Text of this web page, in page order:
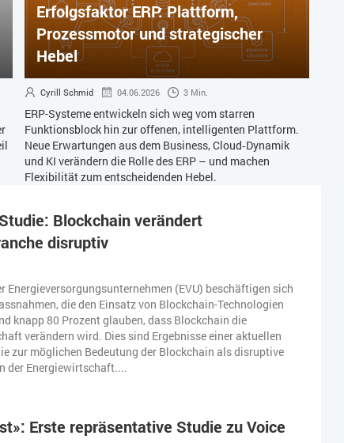
Erfolgsfaktor ERP: Plattform,
Prozessmotor und strategischer
Hebel
Cyrill Schmid 04.06.2026 3 Min.
ERP-Systeme entwickeln sich weg vom starren
Funktionsblock hin zur offenen, intelligenten Plattform.
Neue Erwartungen aus dem Business, Cloud‑Dynamik
und KI verändern die Rolle des ERP – und machen
Flexibilität zum entscheidenden Hebel.
Blockchain verändert
disruptiv
Energieversorgungsunternehmen (EVU) beschäftigen sich
die den Einsatz von Blockchain-Technologien
knapp 80 Prozent glauben, dass Blockchain die
verändern wird. Dies sind Ergebnisse einer aktuellen
zur möglichen Bedeutung der Blockchain als disruptive
der Energiewirtschaft....
Erste repräsentative Studie zu Voice